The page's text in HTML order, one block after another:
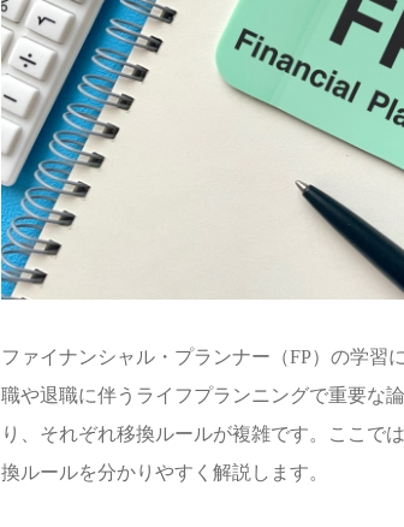
ファイナンシャル・プランナー（FP）の学習
職や退職に伴うライフプランニングで重要な
り、それぞれ移換ルールが複雑です。ここで
換ルールを分かりやすく解説します。